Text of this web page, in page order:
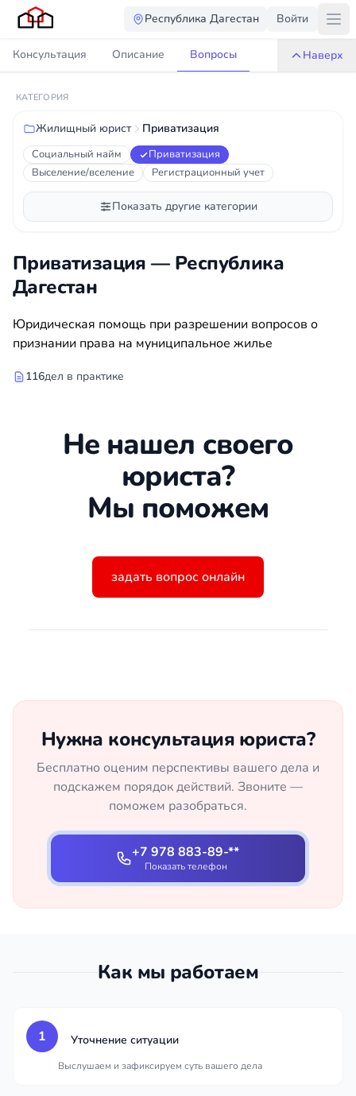
Республика Дагестан Войти
Консультация Описание Вопросы Наверх
КАТЕГОРИЯ
Жилищный юрист Приватизация
Социальный найм
Приватизация
Выселение/вселение
Регистрационный учет
Показать другие категории
Приватизация — Республика
Дагестан
Юридическая помощь при разрешении вопросов о
признании права на муниципальное жилье
116дел в практике
Не нашел своего
юриста?
Мы поможем
задать вопрос онлайн
Нужна консультация юриста?
Бесплатно оценим перспективы вашего дела и
подскажем порядок действий. Звоните —
поможем разобраться.
+7 978 883-89-**
Показать телефон
Как мы работаем
1 Уточнение ситуации
Выслушаем и зафиксируем суть вашего дела